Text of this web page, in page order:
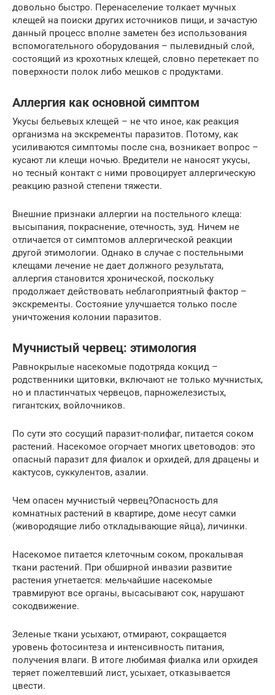
довольно быстро. Перенаселение толкает мучных
клещей на поиски других источников пищи, и зачастую
данный процесс вполне заметен без использования
вспомогательного оборудования – пылевидный слой,
состоящий из крохотных клещей, словно перетекает по
поверхности полок либо мешков с продуктами.
Аллергия как основной симптом
Укусы бельевых клещей – не что иное, как реакция
организма на экскременты паразитов. Потому, как
усиливаются симптомы после сна, возникает вопрос –
кусают ли клещи ночью. Вредители не наносят укусы,
но тесный контакт с ними провоцирует аллергическую
реакцию разной степени тяжести.
Внешние признаки аллергии на постельного клеща:
высыпания, покраснение, отечность, зуд. Ничем не
отличается от симптомов аллергической реакции
другой этимологии. Однако в случае с постельными
клещами лечение не дает должного результата,
аллергия становится хронической, поскольку
продолжает действовать неблагоприятный фактор –
экскременты. Состояние улучшается только после
уничтожения колонии паразитов.
Мучнистый червец: этимология
Равнокрылые насекомые подотряда кокцид –
родственники щитовки, включают не только мучнистых,
но и пластинчатых червецов, парножелезистых,
гигантских, войлочников.
По сути это сосущий паразит-полифаг, питается соком
растений. Насекомое огорчает многих цветоводов: это
опасный паразит для фиалок и орхидей, для драцены и
кактусов, суккулентов, азалии.
Чем опасен мучнистый червец?Опасность для
комнатных растений в квартире, доме несут самки
(живородящие либо откладывающие яйца), личинки.
Насекомое питается клеточным соком, прокалывая
ткани растений. При обширной инвазии развитие
растения угнетается: мельчайшие насекомые
травмируют все органы, высасывают сок, нарушают
сокодвижение.
Зеленые ткани усыхают, отмирают, сокращается
уровень фотосинтеза и интенсивность питания,
получения влаги. В итоге любимая фиалка или орхидея
теряет пожелтевший лист, усыхает, отказывается
цвести.